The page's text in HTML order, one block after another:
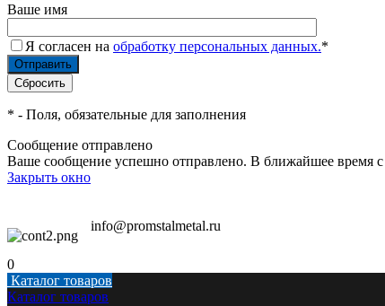
Ваше имя
Я согласен на обработку персональных данных.*
* - Поля, обязательные для заполнения
Сообщение отправлено
Ваше сообщение успешно отправлено. В ближайшее время
Закрыть окно
info@promstalmetal.ru
0
Каталог товаров
Каталог товаров